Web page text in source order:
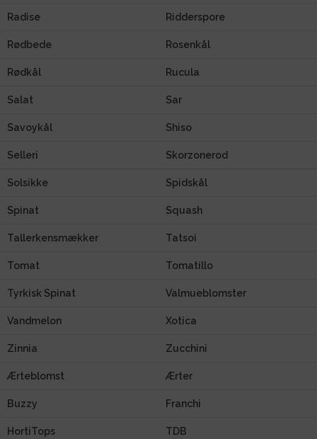
Radise Ridderspore
Rødbede Rosenkål
Rødkål Rucula
Salat Sar
Savoykål Shiso
Selleri Skorzonerod
Solsikke Spidskål
Spinat Squash
Tallerkensmækker Tatsoi
Tomat Tomatillo
Tyrkisk Spinat Valmueblomster
Vandmelon Xotica
Zinnia Zucchini
Ærteblomst Ærter
Buzzy Franchi
HortiTops TDB